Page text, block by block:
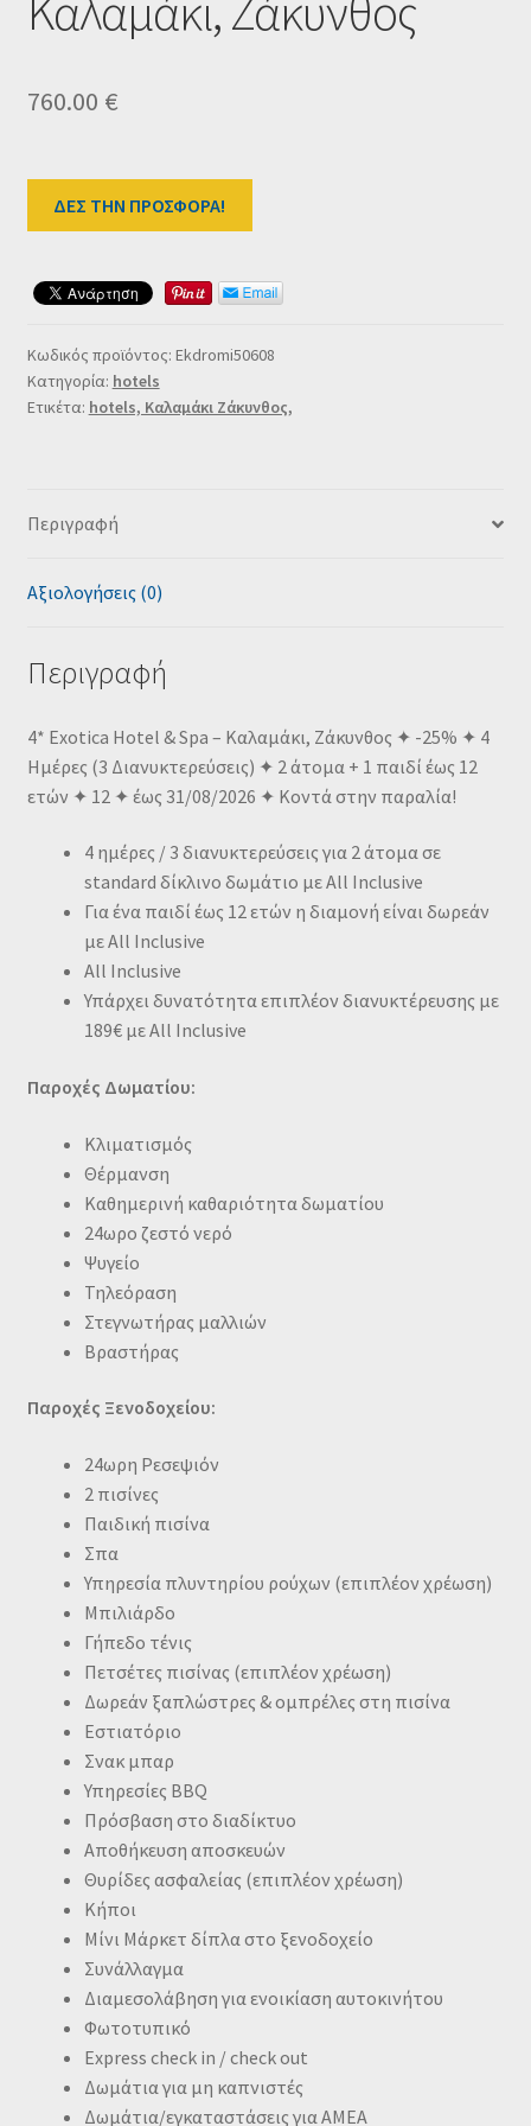
Ταμείο
760.00 €
ΔΕΣ ΤΗΝ ΠΡΟΣΦΟΡΑ!
Κωδικός προϊόντος: Ekdromi50608
Κατηγορία: hotels
Ετικέτα: hotels, Καλαμάκι Ζάκυνθος,
Περιγραφή
Αξιολογήσεις (0)
Περιγραφή
4* Exotica Hotel & Spa – Καλαμάκι, Ζάκυνθος ✦ -25% ✦ 4
Ημέρες (3 Διανυκτερεύσεις) ✦ 2 άτομα + 1 παιδί έως 12
ετών ✦ 12 ✦ έως 31/08/2026 ✦ Κοντά στην παραλία!
4 ημέρες / 3 διανυκτερεύσεις για 2 άτομα σε
standard δίκλινο δωμάτιο με All Inclusive
Για ένα παιδί έως 12 ετών η διαμονή είναι δωρεάν
με All Inclusive
All Inclusive
Υπάρχει δυνατότητα επιπλέον διανυκτέρευσης με
189€ με All Inclusive
Παροχές Δωματίου:
Κλιματισμός
Θέρμανση
Καθημερινή καθαριότητα δωματίου
24ωρο ζεστό νερό
Ψυγείο
Τηλεόραση
Στεγνωτήρας μαλλιών
Βραστήρας
Παροχές Ξενοδοχείου:
24ωρη Ρεσεψιόν
2 πισίνες
Παιδική πισίνα
Σπα
Υπηρεσία πλυντηρίου ρούχων (επιπλέον χρέωση)
Μπιλιάρδο
Γήπεδο τένις
Πετσέτες πισίνας (επιπλέον χρέωση)
Δωρεάν ξαπλώστρες & ομπρέλες στη πισίνα
Εστιατόριο
Σνακ μπαρ
Υπηρεσίες BBQ
Πρόσβαση στο διαδίκτυο
Αποθήκευση αποσκευών
Θυρίδες ασφαλείας (επιπλέον χρέωση)
Κήποι
Μίνι Μάρκετ δίπλα στο ξενοδοχείο
Συνάλλαγμα
Διαμεσολάβηση για ενοικίαση αυτοκινήτου
Φωτοτυπικό
Express check in / check out
Δωμάτια για μη καπνιστές
Δωμάτια/εγκαταστάσεις για ΑΜΕΑ